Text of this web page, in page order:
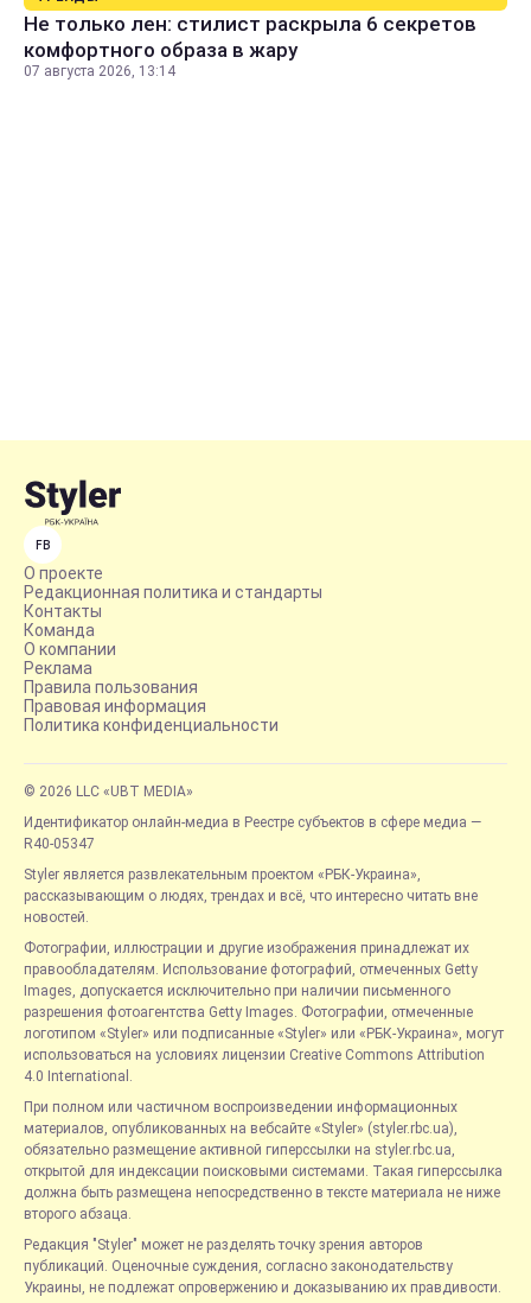
Не только лен: стилист раскрыла 6 секретов
комфортного образа в жару
07 августа 2026, 13:14
FB
О проекте
Редакционная политика и стандарты
Контакты
Команда
О компании
Реклама
Правила пользования
Правовая информация
Политика конфиденциальности
© 2026 LLC «UBT MEDIA»
Идентификатор онлайн-медиа в Реестре субъектов в сфере медиа —
R40-05347
Styler является развлекательным проектом «РБК-Украина»,
рассказывающим о людях, трендах и всё, что интересно читать вне
новостей.
Фотографии, иллюстрации и другие изображения принадлежат их
правообладателям. Использование фотографий, отмеченных Getty
Images, допускается исключительно при наличии письменного
разрешения фотоагентства Getty Images. Фотографии, отмеченные
логотипом «Styler» или подписанные «Styler» или «РБК-Украина», могут
использоваться на условиях лицензии Creative Commons Attribution
4.0 International.
При полном или частичном воспроизведении информационных
материалов, опубликованных на вебсайте «Styler» (styler.rbc.ua),
обязательно размещение активной гиперссылки на styler.rbc.ua,
открытой для индексации поисковыми системами. Такая гиперссылка
должна быть размещена непосредственно в тексте материала не ниже
второго абзаца.
Редакция "Styler" может не разделять точку зрения авторов
публикаций. Оценочные суждения, согласно законодательству
Украины, не подлежат опровержению и доказыванию их правдивости.